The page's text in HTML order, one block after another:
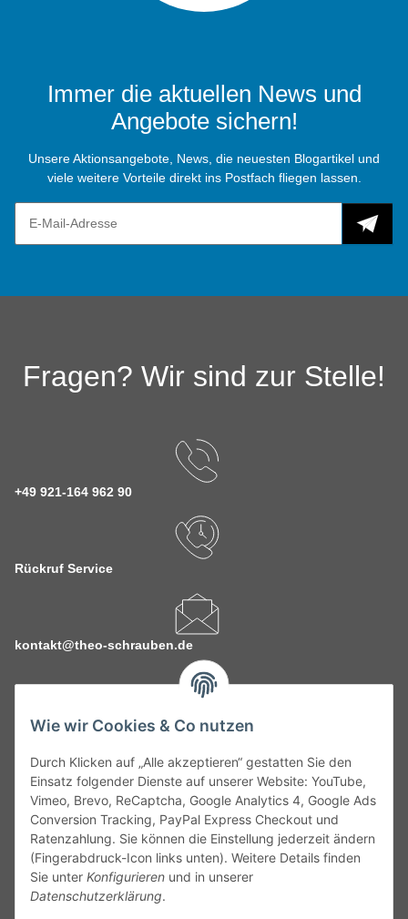
Wie wir Cookies & Co nutzen
Durch Klicken auf „Alle akzeptieren“ gestatten Sie den
Einsatz folgender Dienste auf unserer Website: YouTube,
Vimeo, Brevo, ReCaptcha, Google Analytics 4, Google Ads
Conversion Tracking, PayPal Express Checkout und
Ratenzahlung. Sie können die Einstellung jederzeit ändern
(Fingerabdruck-Icon links unten). Weitere Details finden
Sie unter Konfigurieren und in unserer
Datenschutzerklärung.
Immer die aktuellen News und
Angebote sichern!
Unsere Aktionsangebote, News, die neuesten Blogartikel und
viele weitere Vorteile direkt ins Postfach fliegen lassen.
Fragen? Wir sind zur Stelle!
+49 921-164 962 90
Rückruf Service
kontakt@theo-schrauben.de
Service
Gesetzliche Informationen
Alle technischen Angaben ohne Gewähr. Irrtümer und fehlerhafte
Angaben vorbehalten. Wenn Sie Datenblätter oder spezielle